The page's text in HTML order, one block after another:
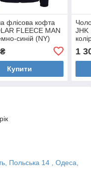
флісова кофта
FLEECE MAN
синій (NY)
Купити
JHK
1
Польська 14 , Одеса,